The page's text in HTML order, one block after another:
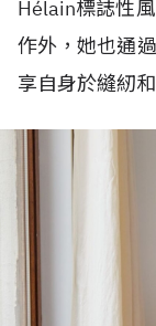
Hélain標誌性
作外，她也通
享自身於縫紉